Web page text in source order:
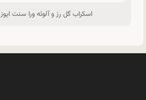
اسکراب گل رز و آلوئه ورا سنت ایوز St.Ives